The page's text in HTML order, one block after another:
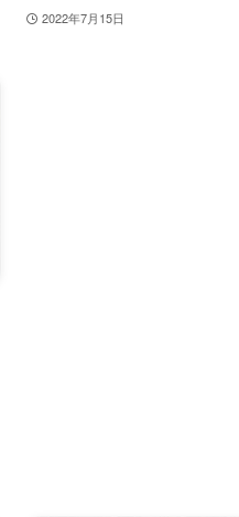
2022年7月15日